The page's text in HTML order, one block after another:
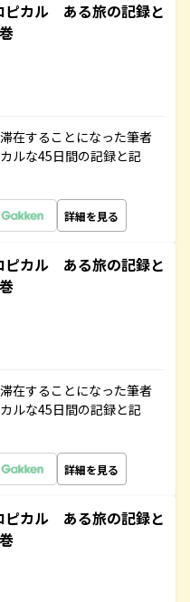
ピカル ある旅の記録と
在することになった筆者
ルな45日間の記録と記
詳細を見る
ピカル ある旅の記録と
在することになった筆者
ルな45日間の記録と記
詳細を見る
ピカル ある旅の記録と